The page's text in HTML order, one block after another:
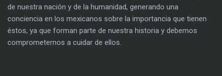
de nuestra nación y de la humanidad, generando una
conciencia en los mexicanos sobre la importancia que tienen
éstos, ya que forman parte de nuestra historia y debemos
comprometernos a cuidar de ellos.